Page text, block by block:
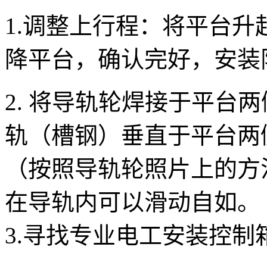
1.调整上行程：将平台
降平台，确认完好，安
2. 将导轨轮焊接于平台
轨（槽钢）垂直于平台
（按照导轨轮照片上的
在导轨内可以滑动自如。
3.寻找专业电工安装控